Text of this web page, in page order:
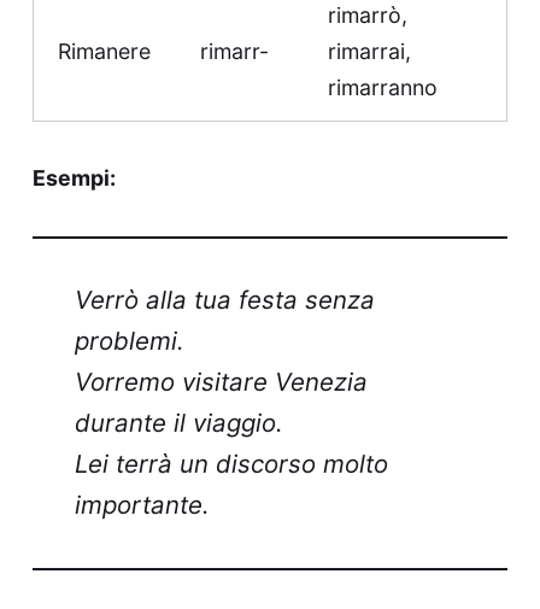
Rimanere rimarr-
rimarrò,
rimarrai,
rimarranno
Esempi:
Verrò alla tua festa senza
problemi.
Vorremo visitare Venezia
durante il viaggio.
Lei terrà un discorso molto
importante.